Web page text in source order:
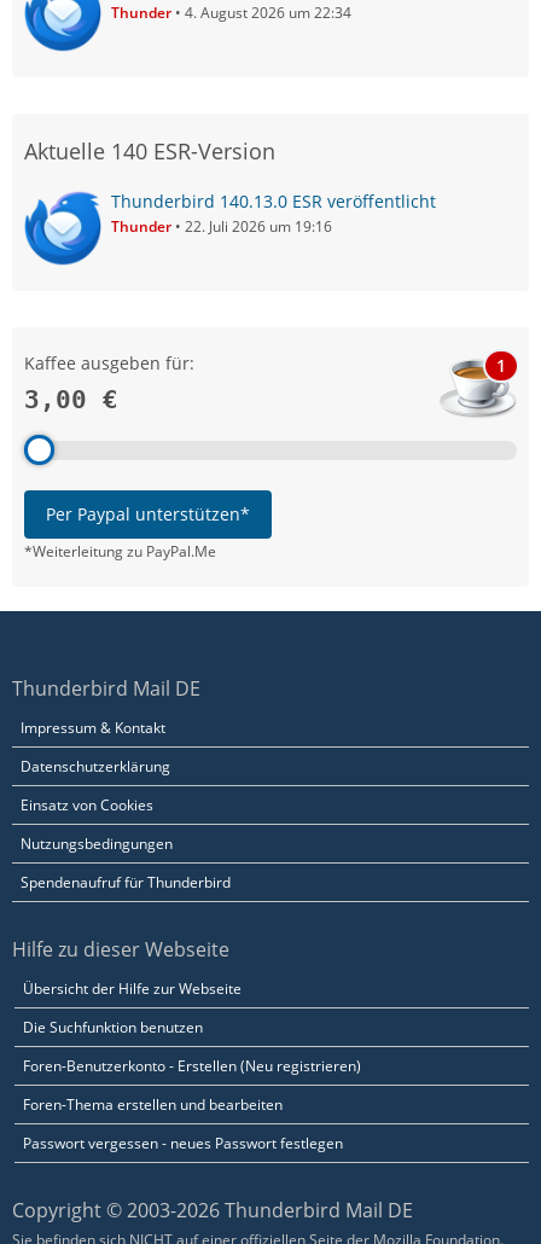
Thunder 4. August 2026 um 22:34
Aktuelle 140 ESR-Version
Thunderbird 140.13.0 ESR veröffentlicht
Thunder 22. Juli 2026 um 19:16
Kaffee ausgeben für:
3,00 €
1
Per Paypal unterstützen*
*Weiterleitung zu PayPal.Me
Thunderbird Mail DE
Impressum & Kontakt
Datenschutzerklärung
Einsatz von Cookies
Nutzungsbedingungen
Spendenaufruf für Thunderbird
Hilfe zu dieser Webseite
Übersicht der Hilfe zur Webseite
Die Suchfunktion benutzen
Foren-Benutzerkonto - Erstellen (Neu registrieren)
Foren-Thema erstellen und bearbeiten
Passwort vergessen - neues Passwort festlegen
Copyright © 2003-2026 Thunderbird Mail DE